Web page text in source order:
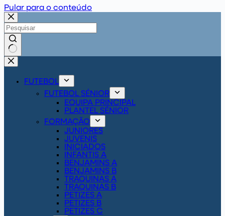
Pular para o conteúdo
Sem
resultados
FUTEBOL
FUTEBOL SÉNIOR
EQUIPA PRINCIPAL
PLANTEL SÉNIOR
FORMAÇÃO
JUNIORES
JUVENIS
INICIADOS
INFANTIS A
BENJAMINS A
BENJAMINS B
TRAQUINAS A
TRAQUINAS B
PETIZES A
PETIZES B
PETIZES C